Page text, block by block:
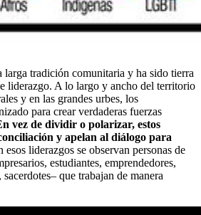
larga tradición comunitaria y ha sido tierra
liderazgo. A lo largo y ancho del territorio
y en las grandes urbes, los
para crear verdaderas fuerzas
vez de dividir o polarizar, estos
y apelan al diálogo para
esos liderazgos se observan personas de
estudiantes, emprendedores,
que trabajan de manera